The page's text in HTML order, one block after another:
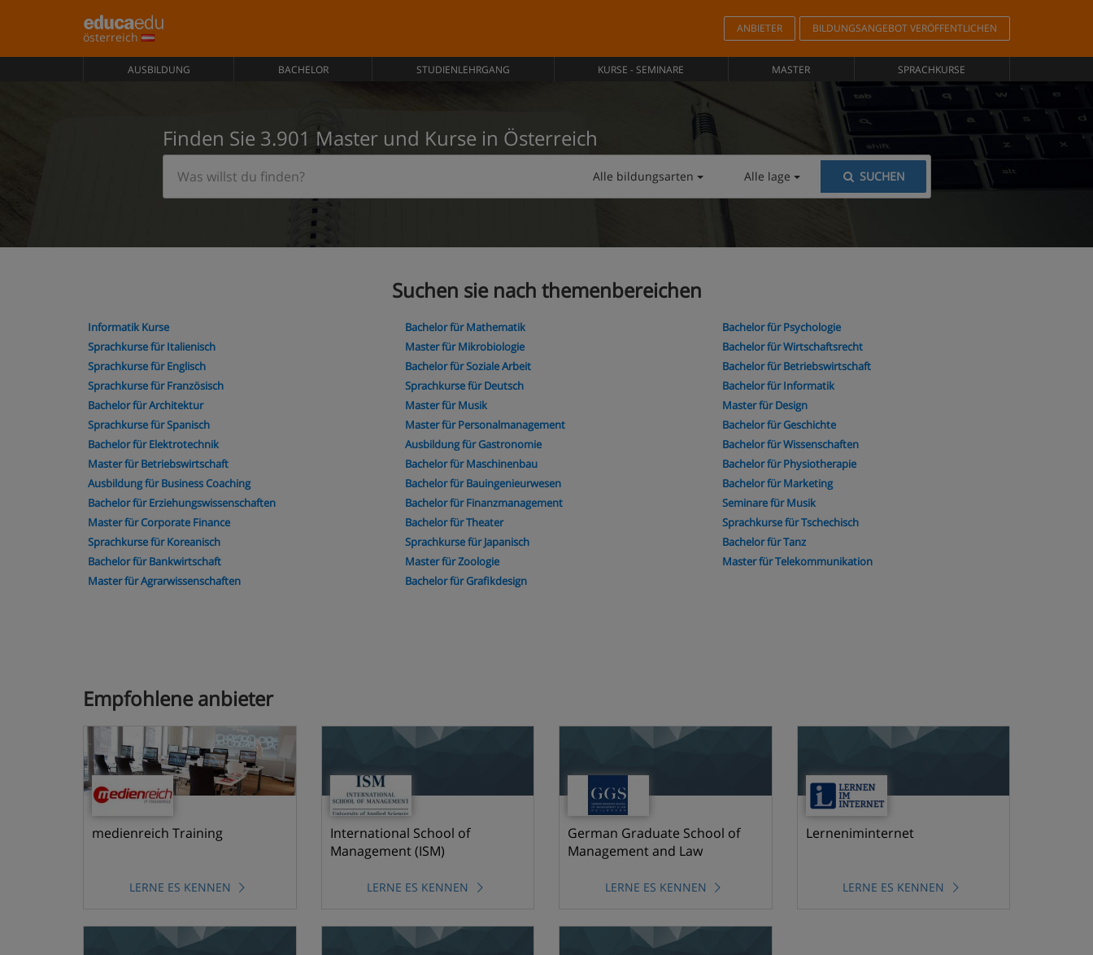
österreich
ANBIETER BILDUNGSANGEBOT VERÖFFENTLICHEN
AUSBILDUNG BACHELOR STUDIENLEHRGANG KURSE - SEMINARE MASTER SPRACHKURSE
Finden Sie 3.901 Master und Kurse in Österreich
Alle bildungsarten Alle lage SUCHEN
Suchen sie nach themenbereichen
Informatik Kurse
Sprachkurse für Italienisch
Sprachkurse für Englisch
Sprachkurse für Französisch
Bachelor für Architektur
Sprachkurse für Spanisch
Bachelor für Elektrotechnik
Master für Betriebswirtschaft
Ausbildung für Business Coaching
Bachelor für Erziehungswissenschaften
Master für Corporate Finance
Sprachkurse für Koreanisch
Bachelor für Bankwirtschaft
Master für Agrarwissenschaften
Bachelor für Mathematik
Master für Mikrobiologie
Bachelor für Soziale Arbeit
Sprachkurse für Deutsch
Master für Musik
Master für Personalmanagement
Ausbildung für Gastronomie
Bachelor für Maschinenbau
Bachelor für Bauingenieurwesen
Bachelor für Finanzmanagement
Bachelor für Theater
Sprachkurse für Japanisch
Master für Zoologie
Bachelor für Grafikdesign
Bachelor für Psychologie
Bachelor für Wirtschaftsrecht
Bachelor für Betriebswirtschaft
Bachelor für Informatik
Master für Design
Bachelor für Geschichte
Bachelor für Wissenschaften
Bachelor für Physiotherapie
Bachelor für Marketing
Seminare für Musik
Sprachkurse für Tschechisch
Bachelor für Tanz
Master für Telekommunikation
Empfohlene anbieter
medienreich Training
LERNE ES KENNEN
International School of
Management (ISM)
LERNE ES KENNEN
German Graduate School of
Management and Law
LERNE ES KENNEN
Lerneniminternet
LERNE ES KENNEN